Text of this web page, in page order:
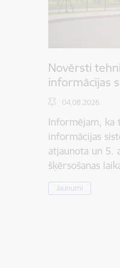
Novērsti
informācijas
04.08.2026.
Informējam, ka
informācijas
atjaunota un 5.
šķērsošanas
Jaunumi